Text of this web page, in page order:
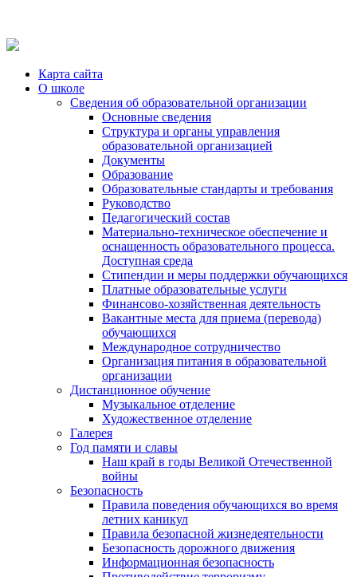
Карта сайта
О школе
Сведения об образовательной организации
Основные сведения
Структура и органы управления
образовательной организацией
Документы
Образование
Образовательные стандарты и требования
Руководство
Педагогический состав
Материально-техническое обеспечение и
оснащенность образовательного процесса.
Доступная среда
Стипендии и меры поддержки обучающихся
Платные образовательные услуги
Финансово-хозяйственная деятельность
Вакантные места для приема (перевода)
обучающихся
Международное сотрудничество
Организация питания в образовательной
организации
Дистанционное обучение
Музыкальное отделение
Художественное отделение
Галерея
Год памяти и славы
Наш край в годы Великой Отечественной
войны
Безопасность
Правила поведения обучающихся во время
летних каникул
Правила безопасной жизнедеятельности
Безопасность дорожного движения
Информационная безопасность